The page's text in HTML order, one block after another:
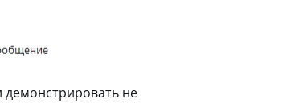
демонстрировать не